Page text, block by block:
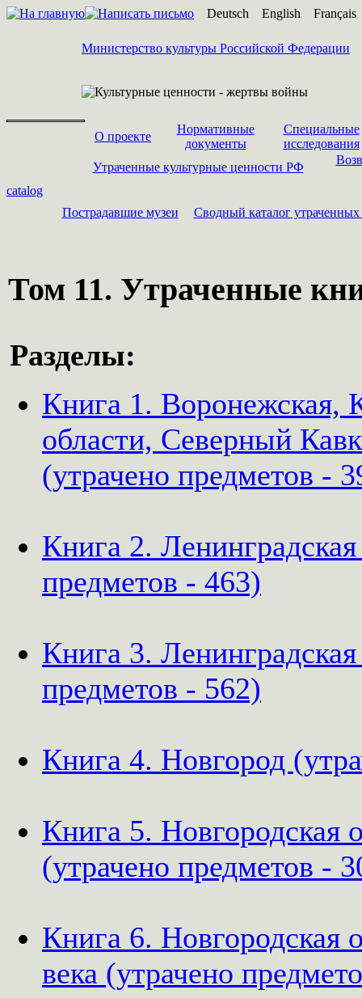
Deutsch English Français
Министерство культуры Российской Федерации
О проекте
Нормативные
документы
Специальные
исследования
Утраченные культурные ценности РФ
catalog
Пострадавшие музеи
Cводный каталог
Том 11. Утраченные
Разделы:
Книга 1. Воронежская,
области, Северный
(утрачено предметов -
Книга 2.
предметов - 463)
Книга 3.
предметов - 562)
Книга 4. Новгород
Книга 5. Новгородская
(утрачено предметов -
Книга 6. Новгородская
века (утрачено